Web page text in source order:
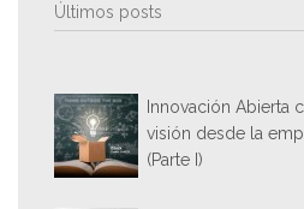
Últimos posts
Innovación Abierta
visión desde la
(Parte I)